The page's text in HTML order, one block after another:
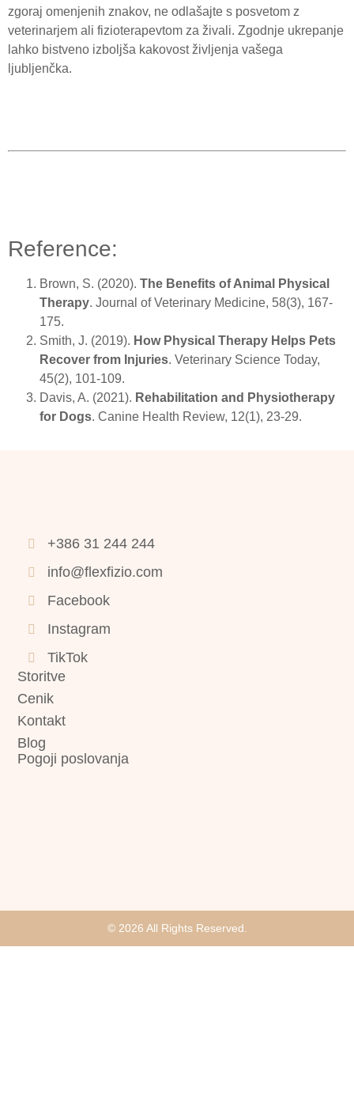
zgoraj omenjenih znakov, ne odlašajte s posvetom z
veterinarjem ali fizioterapevtom za živali. Zgodnje ukrepanje
lahko bistveno izboljša kakovost življenja vašega
ljubljenčka.
Reference:
Brown, S. (2020). The Benefits of Animal Physical
Therapy. Journal of Veterinary Medicine, 58(3), 167-
175.
Smith, J. (2019). How Physical Therapy Helps Pets
Recover from Injuries. Veterinary Science Today,
45(2), 101-109.
Davis, A. (2021). Rehabilitation and Physiotherapy
for Dogs. Canine Health Review, 12(1), 23-29.
+386 31 244 244
info@flexfizio.com
Facebook
Instagram
TikTok
Storitve
Cenik
Kontakt
Blog
Pogoji poslovanja
© 2026 All Rights Reserved.